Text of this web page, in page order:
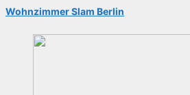
Wohnzimmer Slam Berlin